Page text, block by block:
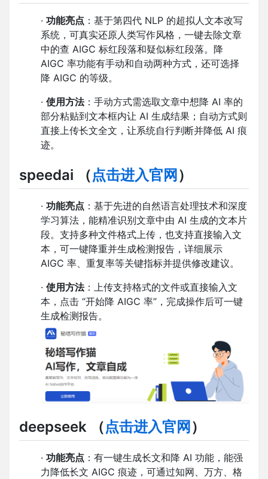
· 功能亮点 ：基于第四代 NLP 的超拟人文本改写
系统，可真实还原人类写作风格，一键去除文章
中的查 AIGC 标红段落和疑似标红段落。降
AIGC 率功能有手动和自动两种方式，还可选择
降 AIGC 的等级。
· 使用方法：手动方式需选取文章中想降 AI 率的
部分粘贴到文本框内让 AI 生成结果；自动方式则
直接上传长文全文，让系统自行判断并降低 AI 痕
迹。
speedai （点击进入官网 ）
· 功能亮点 ：基于先进的自然语言处理技术和深度
学习算法，能精准识别文章中由 AI 生成的文本片
段。支持多种文件格式上传，也支持直接输入文
本，可一键降重并生成检测报告，详细展示
AIGC 率、重复率等关键指标并提供修改建议。
· 使用方法：上传支持格式的文件或直接输入文
本，点击 “开始降 AIGC 率”，完成操作后可一键
生成检测报告。
deepseek （点击进入官网 ）
· 功能亮点 ：有一键生成长文和降 AI 功能，能强
力降低长文 AIGC 痕迹，可通过知网、万方、格